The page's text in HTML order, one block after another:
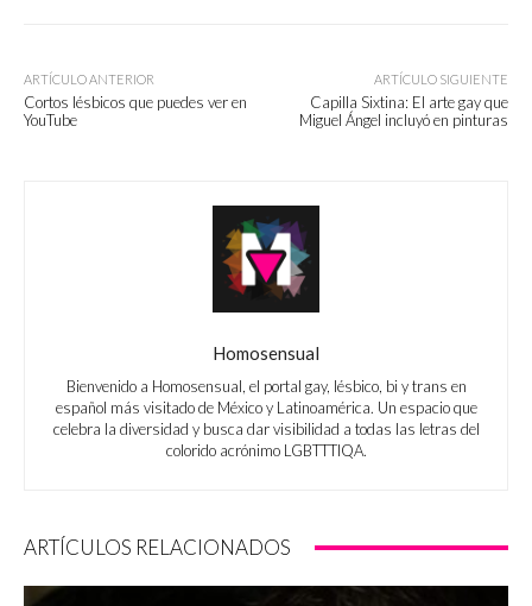
ARTÍCULO ANTERIOR
Cortos lésbicos que puedes ver en
YouTube
ARTÍCULO SIGUIENTE
Capilla Sixtina: El arte gay que
Miguel Ángel incluyó en pinturas
Homosensual
Bienvenido a Homosensual, el portal gay, lésbico, bi y trans en
español más visitado de México y Latinoamérica. Un espacio que
celebra la diversidad y busca dar visibilidad a todas las letras del
colorido acrónimo LGBTTTIQA.
ARTÍCULOS RELACIONADOS